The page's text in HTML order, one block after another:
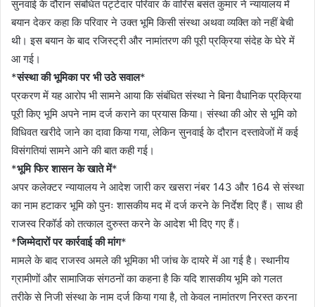
सुनवाई के दौरान संबंधित पट्टेदार परिवार के वारिस बसंत कुमार ने न्यायालय में
बयान देकर कहा कि परिवार ने उक्त भूमि किसी संस्था अथवा व्यक्ति को नहीं बेची
थी। इस बयान के बाद रजिस्ट्री और नामांतरण की पूरी प्रक्रिया संदेह के घेरे में
आ गई।
*संस्था की भूमिका पर भी उठे सवाल*
प्रकरण में यह आरोप भी सामने आया कि संबंधित संस्था ने बिना वैधानिक प्रक्रिया
पूरी किए भूमि अपने नाम दर्ज कराने का प्रयास किया। संस्था की ओर से भूमि को
विधिवत खरीदे जाने का दावा किया गया, लेकिन सुनवाई के दौरान दस्तावेजों में कई
विसंगतियां सामने आने की बात कही गई।
*भूमि फिर शासन के खाते में*
अपर कलेक्टर न्यायालय ने आदेश जारी कर खसरा नंबर 143 और 164 से संस्था
का नाम हटाकर भूमि को पुनः शासकीय मद में दर्ज करने के निर्देश दिए हैं। साथ ही
राजस्व रिकॉर्ड को तत्काल दुरुस्त करने के आदेश भी दिए गए हैं।
*जिम्मेदारों पर कार्रवाई की मांग*
मामले के बाद राजस्व अमले की भूमिका भी जांच के दायरे में आ गई है। स्थानीय
ग्रामीणों और सामाजिक संगठनों का कहना है कि यदि शासकीय भूमि को गलत
तरीके से निजी संस्था के नाम दर्ज किया गया है, तो केवल नामांतरण निरस्त करना